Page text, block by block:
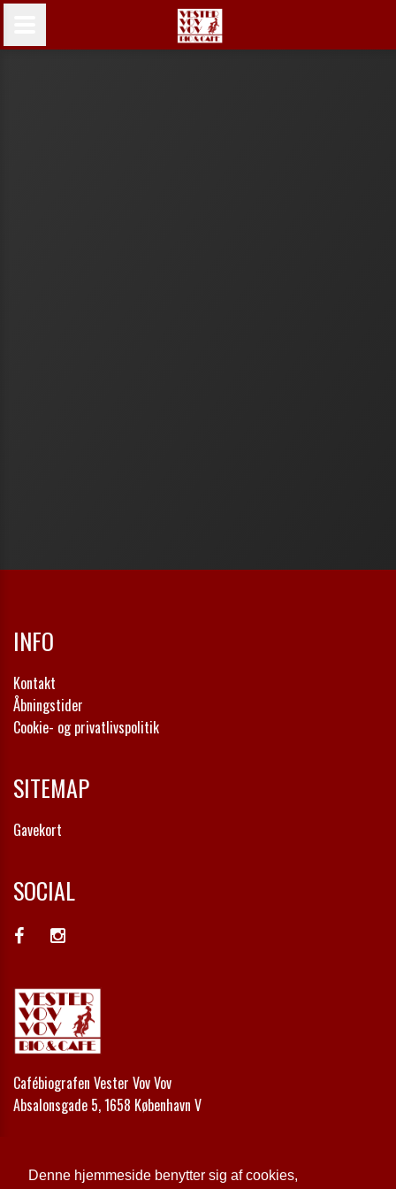
Denne hjemmeside benytter sig af cookies,
INFO
Kontakt
Åbningstider
Cookie- og privatlivspolitik
SITEMAP
Gavekort
SOCIAL
Cafébiografen Vester Vov Vov
Absalonsgade 5, 1658 København V
Email: kontakt@vestervovvov.dk